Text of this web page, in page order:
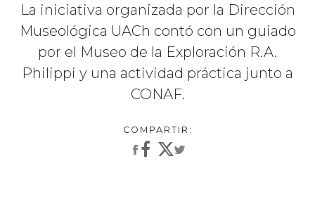
La iniciativa organizada por la Dirección
Museológica UACh contó con un guiado
por el Museo de la Exploración R.A.
Philippi y una actividad práctica junto a
CONAF.